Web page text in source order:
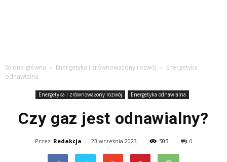
Strona główna Energetyka i zrównoważony rozwój
Energetyka
odnawialna
Energetyka i zrównoważony rozwój Energetyka odnawialna
Czy gaz jest odnawialny?
Przez Redakcja - 23 września 2023 505 0